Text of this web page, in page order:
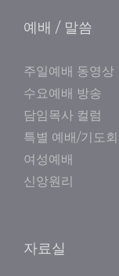
예배 / 말씀
주일예배 동영상
수요예배 방송
담임목사 컬럼
특별 예배/기도회
여성예배
신앙원리
자료실